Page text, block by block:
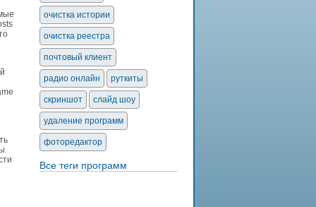
очистка истории
очистка реестра
почтовый клиент
радио онлайн руткиты
скриншот слайд шоу
удаление программ
фоторедактор
Все теги программ